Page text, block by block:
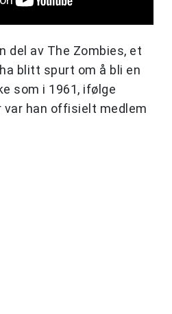
del av The Zombies, et
blitt spurt om å bli en
som i 1961, ifølge
var han offisielt medlem